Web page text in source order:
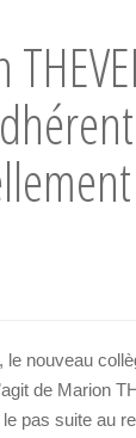
le nouveau
de Marion
pas suite au